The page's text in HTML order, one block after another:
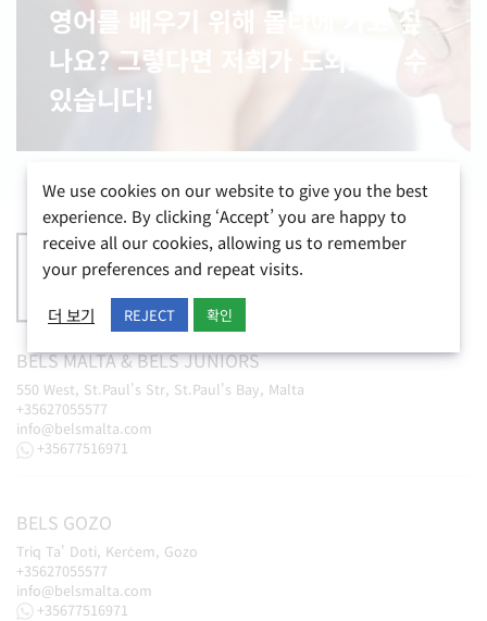
영어를 배우기 위해 몰타에 가고 싶
나요? 그렇다면 저희가 도와드릴 수
있습니다!
BELSMALTA&BELSJUNIORS
550 West, St.Paul's Str, St.Paul's Bay, Malta
+35627055577
info@belsmalta.com
+35677516971
BELS GOZO
Triq Ta' Doti, Kerċem, Gozo
+35627055577
info@belsmalta.com
+35677516971
We use cookies on our website to give you the best
experience. By clicking ‘Accept’ you are happy to
receive all our cookies, allowing us to remember
your preferences and repeat visits.
더 보기 REJECT 확인